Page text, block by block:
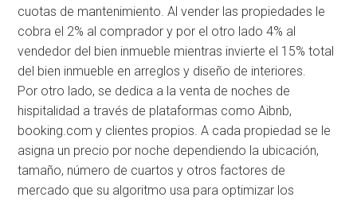
cuotas de mantenimiento. Al vender las propiedades le
cobra el 2% al comprador y por el otro lado 4% al
vendedor del bien inmueble mientras invierte el 15% total
del bien inmueble en arreglos y diseño de interiores.
Por otro lado, se dedica a la venta de noches de
hispitalidad a través de plataformas como Aibnb,
booking.com y clientes propios. A cada propiedad se le
asigna un precio por noche dependiendo la ubicación,
tamaño, número de cuartos y otros factores de
mercado que su algoritmo usa para optimizar los